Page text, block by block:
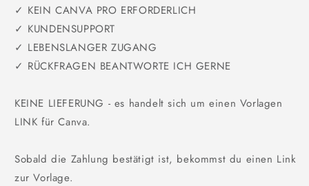
✓ KEIN CANVA PRO ERFORDERLICH
✓ KUNDENSUPPORT
✓ LEBENSLANGER ZUGANG
✓ RÜCKFRAGEN BEANTWORTE ICH GERNE
KEINE LIEFERUNG - es handelt sich um einen Vorlagen
LINK für Canva.
Sobald die Zahlung bestätigt ist, bekommst du einen Link
zur Vorlage.